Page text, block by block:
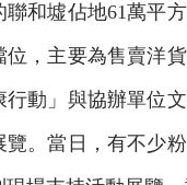
聯和墟佔地61萬平
位，主要為售賣洋
行動」與協辦單位
覽。當日，有不少